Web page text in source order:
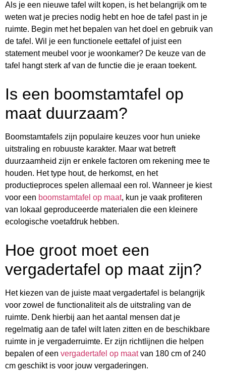
Als je een nieuwe tafel wilt kopen, is het belangrijk om te
weten wat je precies nodig hebt en hoe de tafel past in je
ruimte. Begin met het bepalen van het doel en gebruik van
de tafel. Wil je een functionele eettafel of juist een
statement meubel voor je woonkamer? De keuze van de
tafel hangt sterk af van de functie die je eraan toekent.
Is een boomstamtafel op
maat duurzaam?
Boomstamtafels zijn populaire keuzes voor hun unieke
uitstraling en robuuste karakter. Maar wat betreft
duurzaamheid zijn er enkele factoren om rekening mee te
houden. Het type hout, de herkomst, en het
productieproces spelen allemaal een rol. Wanneer je kiest
voor een boomstamtafel op maat, kun je vaak profiteren
van lokaal geproduceerde materialen die een kleinere
ecologische voetafdruk hebben.
Hoe groot moet een
vergadertafel op maat zijn?
Het kiezen van de juiste maat vergadertafel is belangrijk
voor zowel de functionaliteit als de uitstraling van de
ruimte. Denk hierbij aan het aantal mensen dat je
regelmatig aan de tafel wilt laten zitten en de beschikbare
ruimte in je vergaderruimte. Er zijn richtlijnen die helpen
bepalen of een vergadertafel op maatvan 180 cm of 240
cm geschikt is voor jouw vergaderingen.